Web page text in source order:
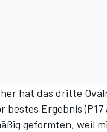
hat das dritte
bestes Ergebnis
geformten, weil